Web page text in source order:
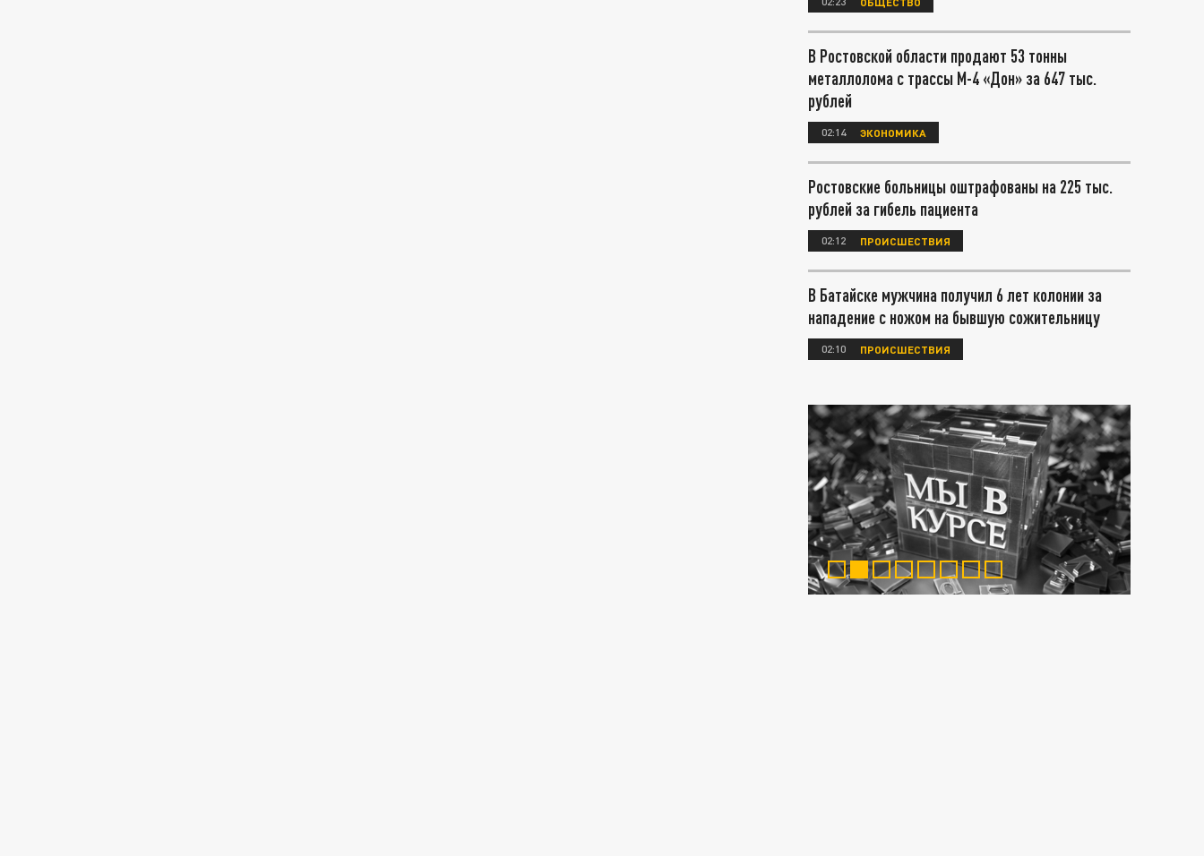
В Ростовской области продают 53 тонны
металлолома с трассы М-4 «Дон» за 647 тыс.
рублей
02:14 ЭКОНОМИКА
Ростовские больницы оштрафованы на 225 тыс.
рублей за гибель пациента
02:12 ПРОИСШЕСТВИЯ
В Батайске мужчина получил 6 лет колонии за
нападение с ножом на бывшую сожительницу
02:10 ПРОИСШЕСТВИЯ